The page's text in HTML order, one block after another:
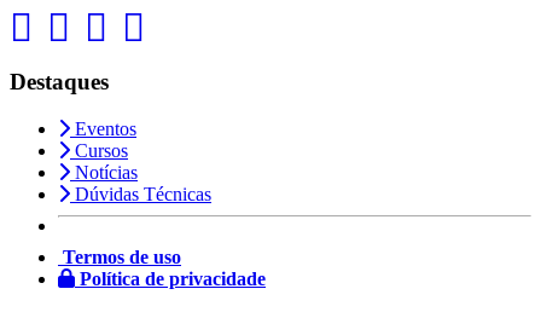
Destaques
Eventos
Cursos
Notícias
Dúvidas Técnicas
Termos de uso
Política de privacidade